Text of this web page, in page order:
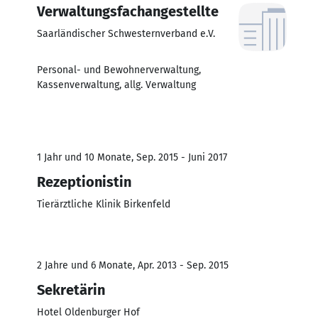
Verwaltungsfachangestellte
Saarländischer Schwesternverband e.V.
Personal- und Bewohnerverwaltung,
Kassenverwaltung, allg. Verwaltung
1 Jahr und 10 Monate, Sep. 2015 - Juni 2017
Rezeptionistin
Tierärztliche Klinik Birkenfeld
2 Jahre und 6 Monate, Apr. 2013 - Sep. 2015
Sekretärin
Hotel Oldenburger Hof